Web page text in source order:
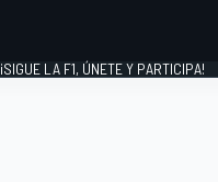
¡SIGUE LA F1, ÚNETE Y PARTICIPA!